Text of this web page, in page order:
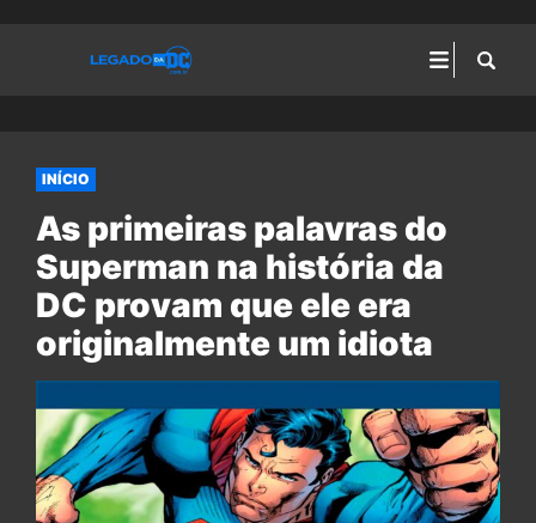
INÍCIO
As primeiras palavras do
Superman na história da
DC provam que ele era
originalmente um idiota